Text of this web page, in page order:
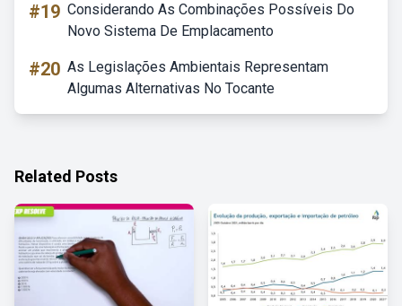
#19 Considerando As Combinações Possíveis Do
Novo Sistema De Emplacamento
#20 As Legislações Ambientais Representam
Algumas Alternativas No Tocante
Related Posts